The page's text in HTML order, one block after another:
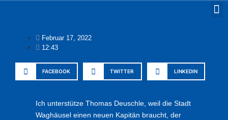
Februar 17, 2022
12:43
FACEBOOK TWITTER LINKEDIN
Ich unterstütze Thomas Deuschle, weil die Stadt
Waghäusel einen neuen Kapitän braucht, der